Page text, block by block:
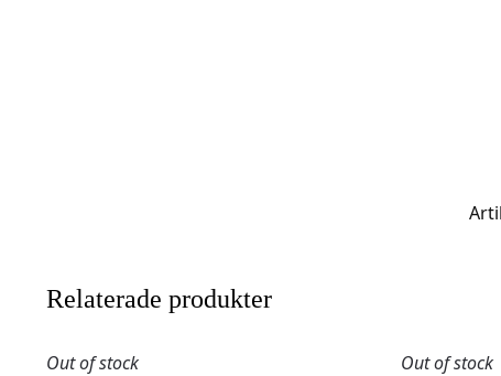
Relaterade produkter
Out of stock Out of stock